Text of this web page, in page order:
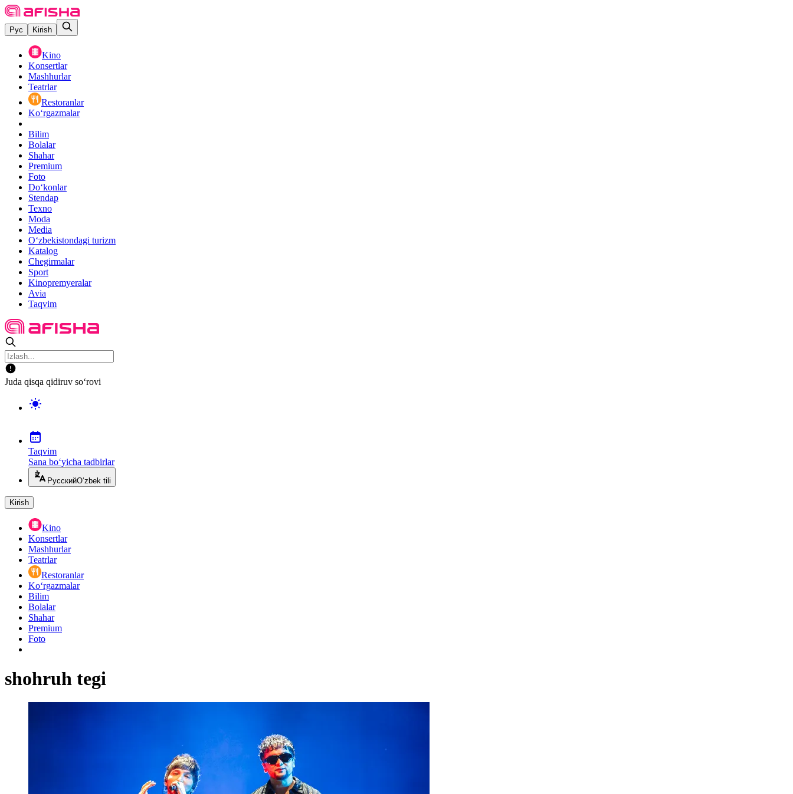
Рус Kirish
Kino
Konsertlar
Mashhurlar
Teatrlar
Restoranlar
Ko‘rgazmalar
Bilim
Bolalar
Shahar
Premium
Foto
Do‘konlar
Stendap
Texno
Moda
Media
O‘zbekistondagi turizm
Katalog
Chegirmalar
Sport
Kinopremyeralar
Avia
Taqvim
Juda qisqa qidiruv so‘rovi
Taqvim
Sana bo‘yicha tadbirlar
РусскийO‘zbek tili
Kirish
Kino
Konsertlar
Mashhurlar
Teatrlar
Restoranlar
Ko‘rgazmalar
Bilim
Bolalar
Shahar
Premium
Foto
shohruh tegi